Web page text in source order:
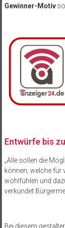
Gewinner-Motiv
Entwürfe bis
„Alle sollen die
können, welche für
wohlfühlen und
verkündet
Bei diesem